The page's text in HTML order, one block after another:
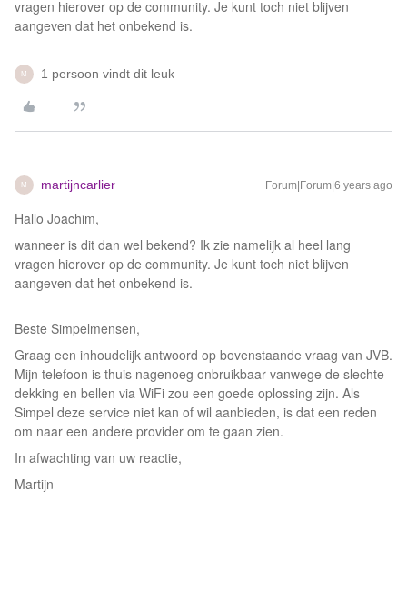
vragen hierover op de community. Je kunt toch niet blijven
aangeven dat het onbekend is.
M 1 persoon vindt dit leuk
M martijncarlier Forum|Forum|6 years ago
Hallo Joachim,
wanneer is dit dan wel bekend? Ik zie namelijk al heel lang
vragen hierover op de community. Je kunt toch niet blijven
aangeven dat het onbekend is.
Beste Simpelmensen,
Graag een inhoudelijk antwoord op bovenstaande vraag van JVB.
Mijn telefoon is thuis nagenoeg onbruikbaar vanwege de slechte
dekking en bellen via WiFi zou een goede oplossing zijn. Als
Simpel deze service niet kan of wil aanbieden, is dat een reden
om naar een andere provider om te gaan zien.
In afwachting van uw reactie,
Martijn